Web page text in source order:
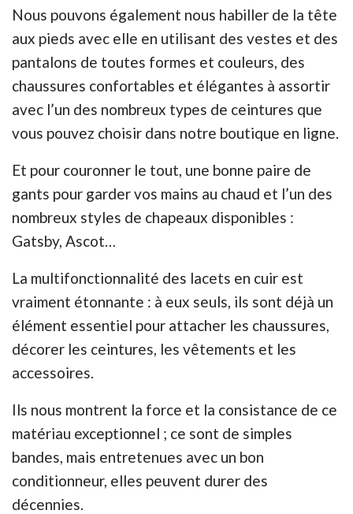
Nous pouvons également nous habiller de la tête
aux pieds avec elle en utilisant des vestes et des
pantalons de toutes formes et couleurs, des
chaussures confortables et élégantes à assortir
avec l’un des nombreux types de ceintures que
vous pouvez choisir dans notre boutique en ligne.
Et pour couronner le tout, une bonne paire de
gants pour garder vos mains au chaud et l’un des
nombreux styles de chapeaux disponibles :
Gatsby, Ascot…
La multifonctionnalité des lacets en cuir est
vraiment étonnante : à eux seuls, ils sont déjà un
élément essentiel pour attacher les chaussures,
décorer les ceintures, les vêtements et les
accessoires.
Ils nous montrent la force et la consistance de ce
matériau exceptionnel ; ce sont de simples
bandes, mais entretenues avec un bon
conditionneur, elles peuvent durer des
décennies.